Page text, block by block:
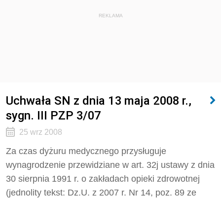
REKLAMA
Uchwała SN z dnia 13 maja 2008 r.,
sygn. III PZP 3/07
25 wrz 2008
Za czas dyżuru medycznego przysługuje
wynagrodzenie przewidziane w art. 32j ustawy z dnia
30 sierpnia 1991 r. o zakładach opieki zdrowotnej
(jednolity tekst: Dz.U. z 2007 r. Nr 14, poz. 89 ze